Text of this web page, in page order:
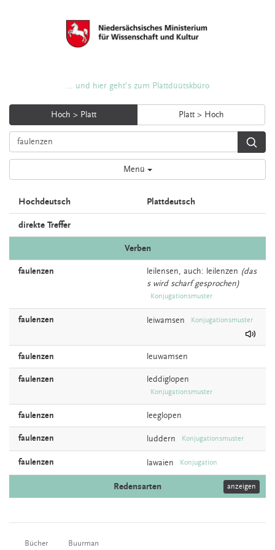
... und hier geht's zum Plattdüütskbüro
Hoch > Platt Platt > Hoch
Menü
Hochdeutsch Plattdeutsch
direkte Treffer
Verben
faulenzen leilensen, auch: leilenzen (das
s wird scharf gesprochen)
Konjugationsmuster
faulenzen leiwamsen Konjugationsmuster
faulenzen leuwamsen
faulenzen leddiglopen
Konjugationsmuster
faulenzen leeglopen
faulenzen luddern Konjugationsmuster
faulenzen lawaien Konjugation
Redensarten anzeigen
Bücher Buurman